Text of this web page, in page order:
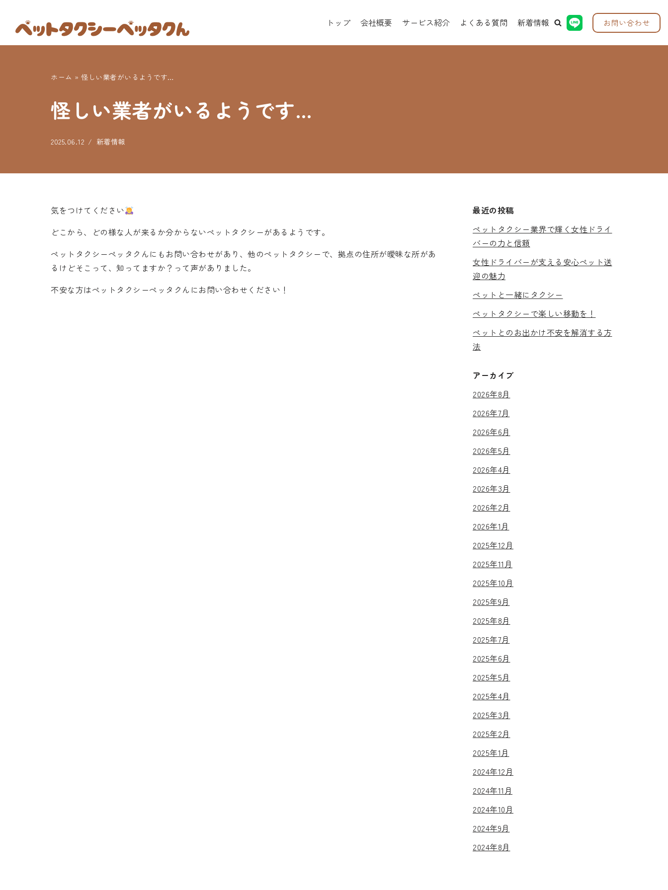
コ
トップ 会社概要 サービス紹介 よくある質問 新着情報 お問い合わせ
ホーム » 怪しい業者がいるようです…
怪しい業者がいるようです…
2025.06.12 新着情報
気をつけてください
どこから、どの様な人が来るか分からないペットタクシーがあるようです。
ペットタクシーペッタクんにもお問い合わせがあり、他のペットタクシーで、拠点の住所が曖昧な所があ
るけどそこって、知ってますか？って声がありました。
不安な方はペットタクシーペッタクんにお問い合わせください！
最近の投稿
ペットタクシー業界で輝く女性ドライ
バーの力と信頼
女性ドライバーが支える安心ペット送
迎の魅力
ペットと一緒にタクシー
ペットタクシーで楽しい移動を！
ペットとのお出かけ不安を解消する方
法
アーカイブ
2026年8月
2026年7月
2026年6月
2026年5月
2026年4月
2026年3月
2026年2月
2026年1月
2025年12月
2025年11月
2025年10月
2025年9月
2025年8月
2025年7月
2025年6月
2025年5月
2025年4月
2025年3月
2025年2月
2025年1月
2024年12月
2024年11月
2024年10月
2024年9月
2024年8月